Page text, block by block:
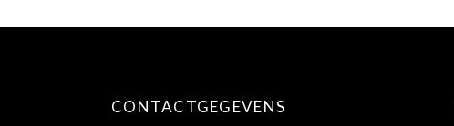
CONTACTGEGEVENS